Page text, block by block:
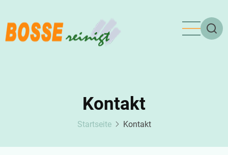
Inhalt
Kontakt
Startseite Kontakt